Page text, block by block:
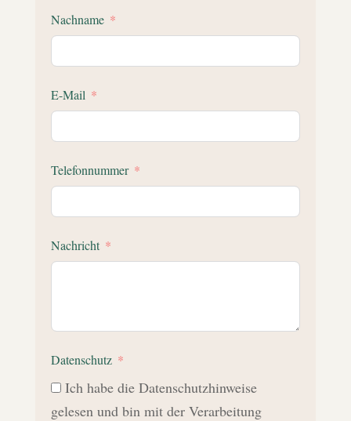
Nachname
E-Mail
Telefonnummer
Nachricht
Datenschutz
Ich habe die Datenschutzhinweise
gelesen und bin mit der Verarbeitung